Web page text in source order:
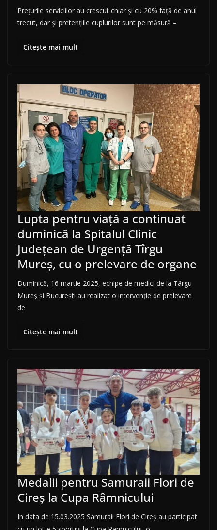
Prețurile serviciilor au crescut chiar și cu 20% față de anul
trecut, dar și pretențiile cuplurilor sunt pe măsură –
Citește mai mult
Lupta pentru viaţă a continuat
duminică la Spitalul Clinic
Judeţean de Urgenţă Tîrgu
Mureş, cu o prelevare de organe
Duminică, 16 martie 2025, echipe de medici de la Târgu
Mureş și Bucureşti au realizat o intervenţie de prelevare
de
Citește mai mult
Medalii pentru Samuraii Flori de
Cireș la Cupa Râmnicului
In data de 15.03.2025 Samuraii Flori de Cireș au participat